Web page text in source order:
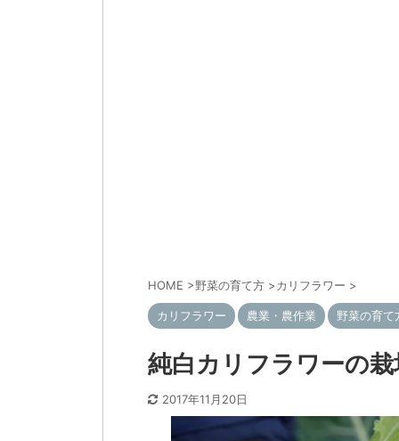
HOME >野菜の育て方 >カリフラワー >
カリフラワー 農業・農作業 野菜の育て
純白カリフラワーの
2017年11月20日